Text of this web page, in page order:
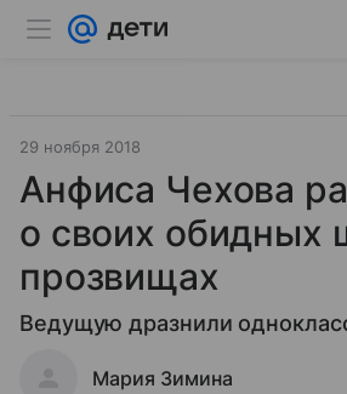
29 ноября 2018
Анфиса Чехова
о своих обидных
прозвищах
Ведущую дразнили
Мария Зимина